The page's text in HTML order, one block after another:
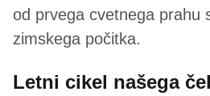
od prvega cvetnega prahu
zimskega počitka.
Letni cikel našega